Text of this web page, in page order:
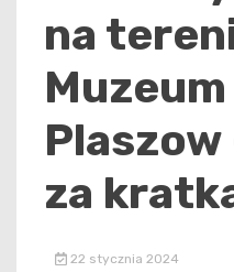
na
Muzeum
za
22 stycznia 2024